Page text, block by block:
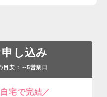
し込み
目安： ～5営業日
宅で完結／